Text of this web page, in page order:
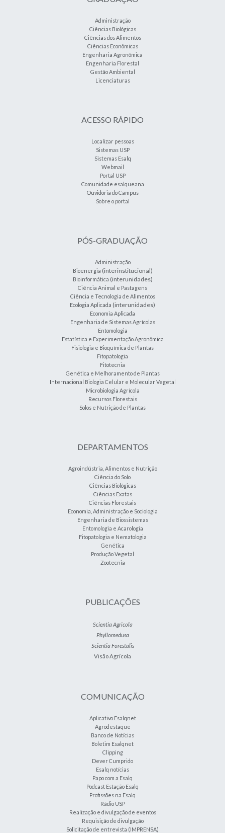
Administração
Ciências Biológicas
Ciências dos Alimentos
Ciências Econômicas
Engenharia Agronômica
Engenharia Florestal
Gestão Ambiental
Licenciaturas
ACESSO RÁPIDO
Localizar pessoas
Sistemas USP
Sistemas Esalq
Webmail
Portal USP
Comunidade esalqueana
Ouvidoria do Campus
Sobre o portal
PÓS-GRADUAÇÃO
Administração
Bioenergia (interinstitucional)
Bioinformática (interunidades)
Ciência Animal e Pastagens
Ciência e Tecnologia de Alimentos
Ecologia Aplicada (interunidades)
Economia Aplicada
Engenharia de Sistemas Agrícolas
Entomologia
Estatística e Experimentação Agronômica
Fisiologia e Bioquímica de Plantas
Fitopatologia
Fitotecnia
Genética e Melhoramento de Plantas
Internacional Biologia Celular e Molecular Vegetal
Microbiologia Agrícola
Recursos Florestais
Solos e Nutrição de Plantas
DEPARTAMENTOS
Agroindústria, Alimentos e Nutrição
Ciência do Solo
Ciências Biológicas
Ciências Exatas
Ciências Florestais
Economia, Administração e Sociologia
Engenharia de Biossistemas
Entomologia e Acarologia
Fitopatologia e Nematologia
Genética
Produção Vegetal
Zootecnia
PUBLICAÇÕES
Scientia Agricola
Phyllomedusa
Scientia Forestalis
Visão Agrícola
COMUNICAÇÃO
Aplicativo Esalqnet
Agrodestaque
Banco de Notícias
Boletim Esalqnet
Clipping
Dever Cumprido
Esalq notícias
Papo com a Esalq
Podcast Estação Esalq
Profissões na Esalq
Rádio USP
Realização e divulgação de eventos
Requisição de divulgação
Solicitação de entrevista (IMPRENSA)